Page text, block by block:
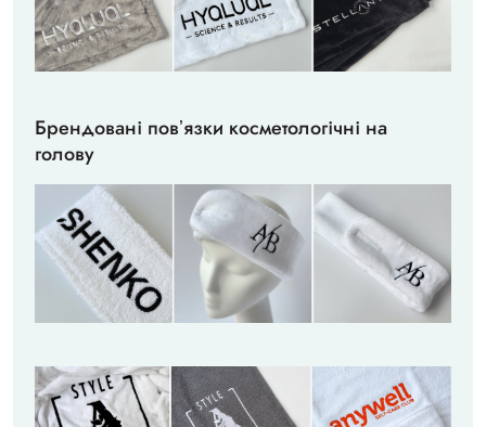
Брендовані повʼязки косметологічні на
голову